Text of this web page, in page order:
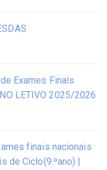
Exames Finais
LETIVO 2025/2026
finais nacionais
de Ciclo(9.ºano) |